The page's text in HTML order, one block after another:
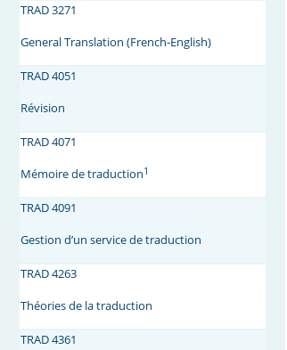
TRAD 3271
General Translation (French-English)
TRAD 4051
Révision
TRAD 4071
Mémoire de traduction1
TRAD 4091
Gestion d’un service de traduction
TRAD 4263
Théories de la traduction
TRAD 4361